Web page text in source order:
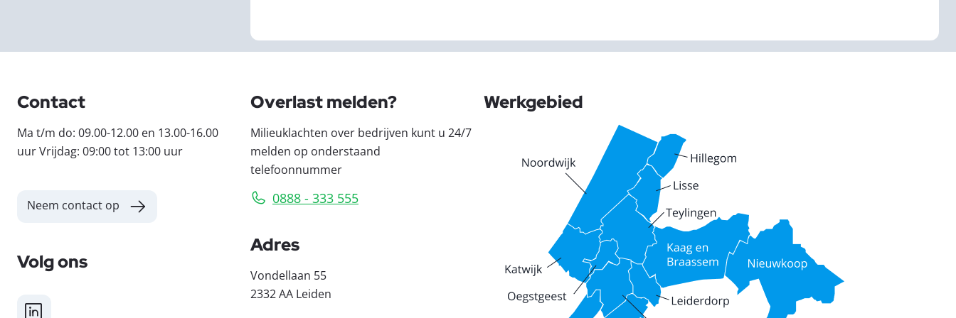
Contact
Ma t/m do: 09.00-12.00 en 13.00-16.00
uur Vrijdag: 09:00 tot 13:00 uur
Neem contact op
Volg ons
LinkedIn
Overlast melden?
Milieuklachten over bedrijven kunt u 24/7
melden op onderstaand
telefoonnummer
0888 - 333 555
Adres
Vondellaan 55
2332 AA Leiden
Werkgebied